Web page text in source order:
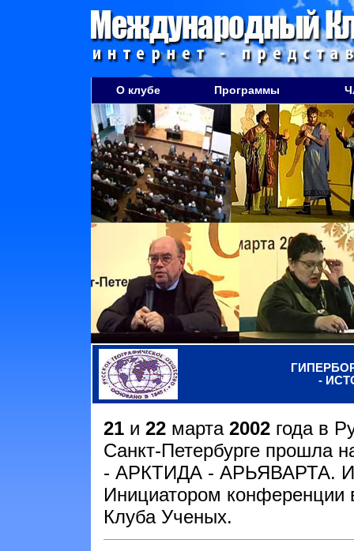
О клубе Программы
-
21 и 22 марта 2002 года в
Санкт-Петербурге
- АРКТИДА - АРЬЯВАРТА.
Инициатором конференции
Клуба Ученых.